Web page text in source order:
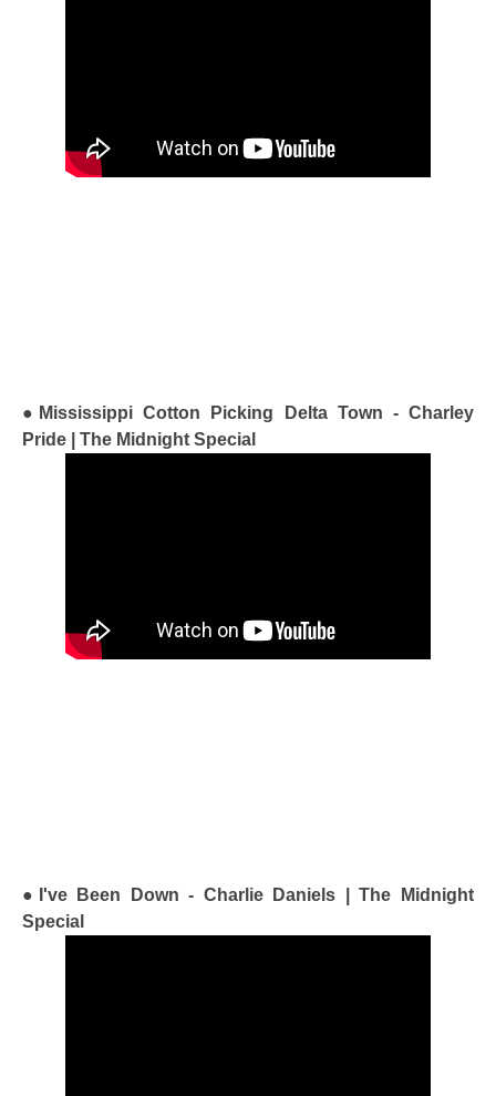
●Mississippi Cotton Picking Delta Town - Charley
Pride | The Midnight Special
●I've Been Down - Charlie Daniels | The Midnight
Special